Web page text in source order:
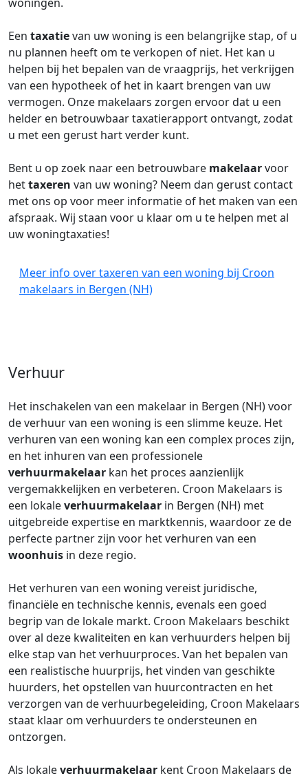
Een taxatievan uw woning is een belangrijke stap, of u
nu plannen heeft om te verkopen of niet. Het kan u
helpen bij het bepalen van de vraagprijs, het verkrijgen
van een hypotheek of het in kaart brengen van uw
vermogen. Onze makelaars zorgen ervoor dat u een
helder en betrouwbaar taxatierapport ontvangt, zodat
u met een gerust hart verder kunt.
Bent u op zoek naar een betrouwbare makelaarvoor
hettaxeren van uw woning? Neem dan gerust contact
met ons op voor meer informatie of het maken van een
afspraak. Wij staan voor u klaar om u te helpen met al
uw woningtaxaties!
Meer info over taxeren van een woning bij Croon
makelaars in Bergen (NH)
Verhuur
Het inschakelen van een makelaar in Bergen (NH) voor
de verhuur van een woning is een slimme keuze. Het
verhuren van een woning kan een complex proces zijn,
en het inhuren van een professionele
verhuurmakelaar kan het proces aanzienlijk
vergemakkelijken en verbeteren. Croon Makelaars is
een lokaleverhuurmakelaar in Bergen (NH) met
uitgebreide expertise en marktkennis, waardoor ze de
perfecte partner zijn voor het verhuren van een
woonhuis in deze regio.
Het verhuren van een woning vereist juridische,
financiële en technische kennis, evenals een goed
begrip van de lokale markt. Croon Makelaars beschikt
over al deze kwaliteiten en kan verhuurders helpen bij
elke stap van het verhuurproces. Van het bepalen van
een realistische huurprijs, het vinden van geschikte
huurders, het opstellen van huurcontracten en het
verzorgen van de verhuurbegeleiding, Croon Makelaars
staat klaar om verhuurders te ondersteunen en
ontzorgen.
Als lokaleverhuurmakelaar kent Croon Makelaars de